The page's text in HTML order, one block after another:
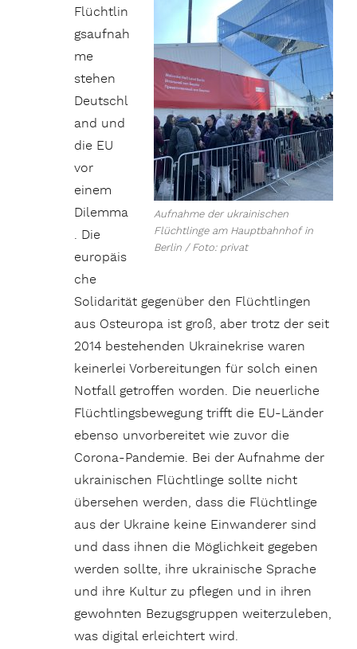
Aufnahme der ukrainischen
Flüchtlinge am Hauptbahnhof in
Berlin / Foto: privat
Flüchtlin
gsaufnah
me
stehen
Deutschl
and und
die EU
vor
einem
Dilemma
. Die
europäis
che
Solidarität gegenüber den Flüchtlingen
aus Osteuropa ist groß, aber trotz der seit
2014 bestehenden Ukrainekrise waren
keinerlei Vorbereitungen für solch einen
Notfall getroffen worden. Die neuerliche
Flüchtlingsbewegung trifft die EU-Länder
ebenso unvorbereitet wie zuvor die
Corona-Pandemie. Bei der Aufnahme der
ukrainischen Flüchtlinge sollte nicht
übersehen werden, dass die Flüchtlinge
aus der Ukraine keine Einwanderer sind
und dass ihnen die Möglichkeit gegeben
werden sollte, ihre ukrainische Sprache
und ihre Kultur zu pflegen und in ihren
gewohnten Bezugsgruppen weiterzuleben,
was digital erleichtert wird.